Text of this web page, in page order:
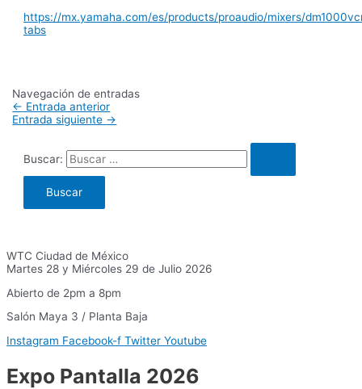
https://mx.yamaha.com/es/products/proaudio/mixers/
tabs
Navegación de entradas
← Entrada anterior
Entrada siguiente →
Buscar:
WTC Ciudad de México
Martes 28 y Miércoles 29 de Julio 2026
Abierto de 2pm a 8pm
Salón Maya 3 / Planta Baja
Instagram Facebook-f Twitter Youtube
Expo Pantalla 2026